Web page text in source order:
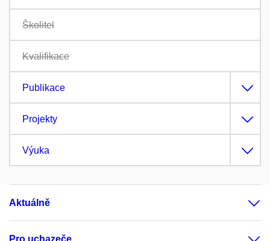
Školitel
Kvalifikace
Publikace
Projekty
Výuka
Aktuálně